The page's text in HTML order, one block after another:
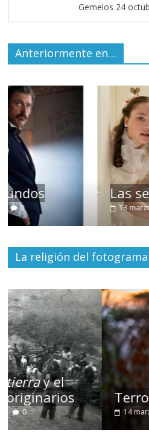
Gemelos 24
Anteriormente en…
Las series-
13 marzo, 2026 Julio
La religión del fotograma
Terror chamánico
14 marzo, 2026 Julio Martínez